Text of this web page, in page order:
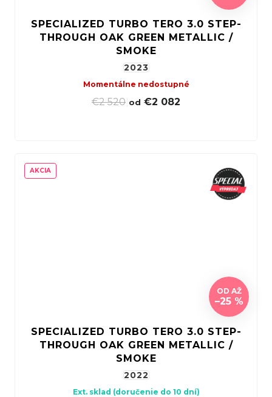
SPECIALIZED TURBO TERO 3.0 STEP-
THROUGH OAK GREEN METALLIC /
SMOKE
2023
Momentálne nedostupné
€2 520 od €2 082
AKCIA
OD AŽ
–25 %
SPECIALIZED TURBO TERO 3.0 STEP-
THROUGH OAK GREEN METALLIC /
SMOKE
2022
Ext. sklad (doručenie do 10 dní)